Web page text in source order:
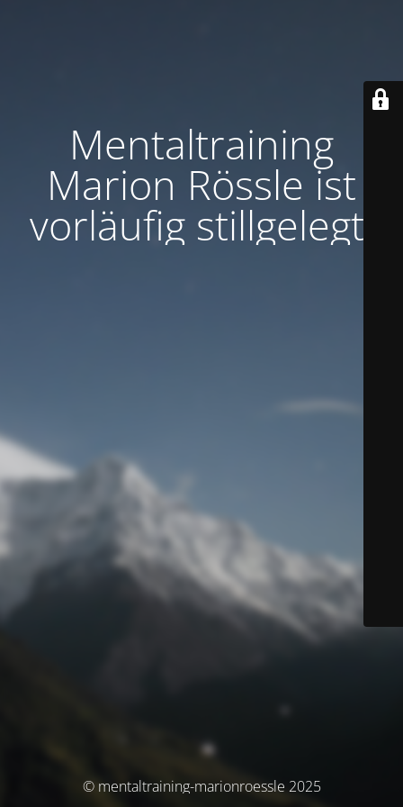
Mentaltraining
Marion Rössle ist
vorläufig stillgelegt.
© mentaltraining-marionroessle 2025